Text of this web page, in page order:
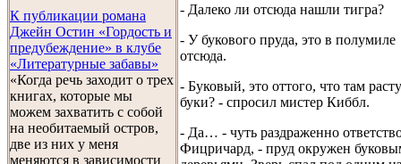
К публикации романа
Джейн Остин «Гордость и
предубеждение» в клубе
«Литературные забавы»
«Когда речь заходит о трех
книгах, которые мы
можем захватить с собой
на необитаемый остров,
две из них у меня
меняются в зависимости
- Далеко ли отсюда нашли тигра?
- У букового пруда, это в полумиле
отсюда.
- Буковый, это оттого, что там
буки? - спросил мистер Киббл.
- Да… - чуть раздраженно
Фицричард, - пруд окружен